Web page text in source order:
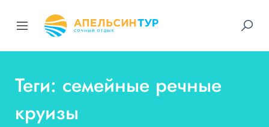
Теги: семейные речные
круизы